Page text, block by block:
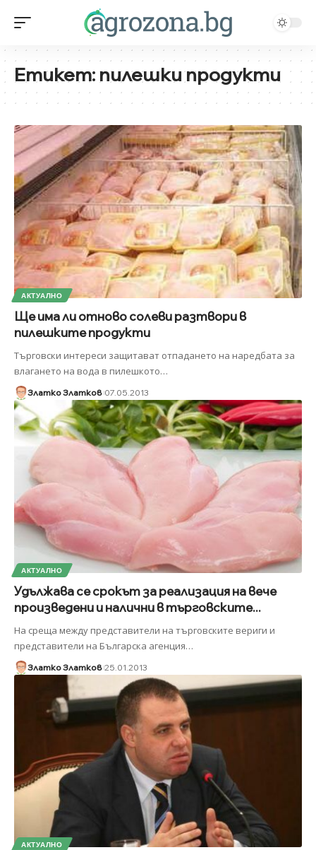
Етикет:пилешки продукти
АКТУАЛНО
Ще има ли отново солеви разтвори в
пилешките продукти
Търговски интереси защитават отпадането на наредбата за
влагането на вода в пилешкото…
Златко Златков 07.05.2013
АКТУАЛНО
Удължава се срокът за реализация на вече
произведени и налични в търговските...
На среща между представители на търговските вериги и
представители на Българска агенция…
Златко Златков 25.01.2013
АКТУАЛНО